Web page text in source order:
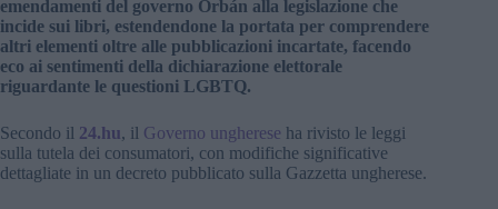
emendamenti del governo Orbán alla legislazione che
incide sui libri, estendendone la portata per comprendere
altri elementi oltre alle pubblicazioni incartate, facendo
eco ai sentimenti della dichiarazione elettorale
riguardante le questioni LGBTQ.
Secondo il 24.hu, il Governo ungherese ha rivisto le leggi
sulla tutela dei consumatori, con modifiche significative
dettagliate in un decreto pubblicato sulla Gazzetta ungherese.